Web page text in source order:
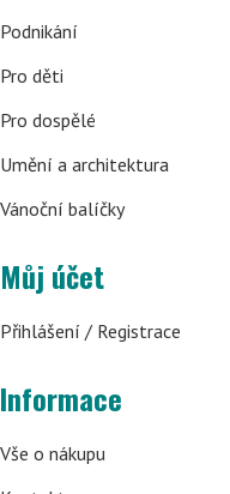
Podnikání
Pro děti
Pro dospělé
Umění a architektura
Vánoční balíčky
Můj účet
Přihlášení / Registrace
Informace
Vše o nákupu